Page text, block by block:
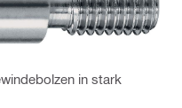
in stark